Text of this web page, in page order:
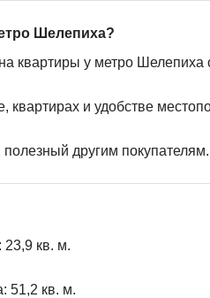
Шелепиха?
квартиры у метро Шелепиха
квартирах и удобстве
другим покупателям.
кв. м.
51,2 кв. м.